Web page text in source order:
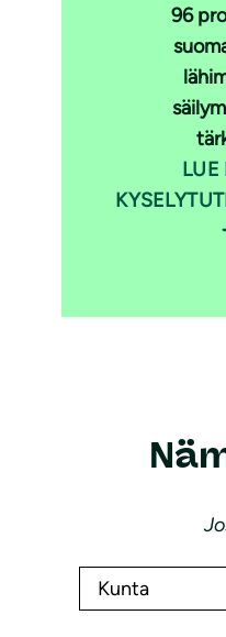
96
LUE